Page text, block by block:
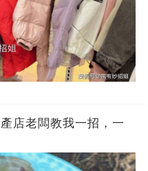
店老闆教我一招，一